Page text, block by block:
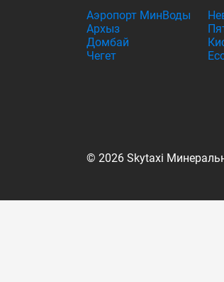
Аэропорт МинВоды
Архыз
Домбай
Чегет
© 2026 Skytaxi